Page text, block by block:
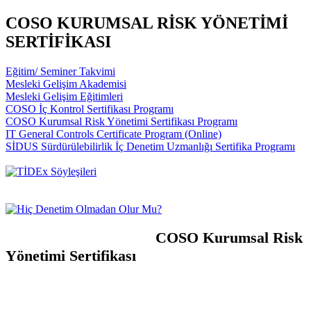
COSO KURUMSAL RİSK YÖNETİMİ
SERTİFİKASI
Eğitim/ Seminer Takvimi
Mesleki Gelişim Akademisi
Mesleki Gelişim Eğitimleri
COSO İç Kontrol Sertifikası Programı
COSO Kurumsal Risk Yönetimi Sertifikası Programı
IT General Controls Certificate Program (Online)
SİDUS Sürdürülebilirlik İç Denetim Uzmanlığı Sertifika Programı
COSO Kurumsal Risk
Yönetimi Sertifikası